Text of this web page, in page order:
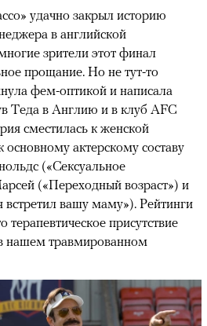
удачно закрыл историю
в английской
зрители этот финал
прощание. Но не тут-то
фем-оптикой и написала
Теда в Англию и в клуб AFC
сместилась к женской
актерскому составу
(«Сексуальное
(«Переходный возраст») и
вашу маму»). Рейтинги
присутствие
нашем травмированном